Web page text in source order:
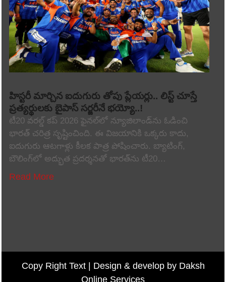
హిస్టరీ మార్చిన ఐదుగురు తోపు ప్లేయర్లు.. లిస్ట్ చూస్తే
ప్రత్యర్థులకు బైపాస్ సర్జరీనే భయ్యో..!
టీ20 వరల్డ్ కప్ 2026 ఫైనల్‌లో న్యూజిలాండ్‌ను ఓడించి
భారత్ చరిత్ర సృష్టించింది. ఈ విజయానికి ఒక్కరు కాదు,
ఐదుగురు ఆటగాళ్లు కీలక పాత్ర పోషించారు. బ్యాటింగ్,
బౌలింగ్‌లో అద్భుత ప్రదర్శనతో భారత్‌ను టీ20…
Read More
Copy Right Text | Design & develop by Daksh
Online Services